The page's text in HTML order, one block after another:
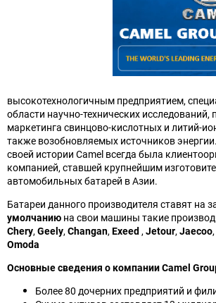
высокотехнологичным предприятием,
области научно-технических исследований,
маркетинга свинцово-кислотных и литий-
также возобновляемых источников
своей истории Camel всегда была
компанией, ставшей крупнейшим
автомобильных батарей в Азии.
Батареи данного производителя ставят на
умолчанию на свои машины такие
Chery,Geely,Changan,Exeed,Jetour,Jaecoo,
Omoda
Основные сведения о компании Camel
Более 80 дочерних предприятий и